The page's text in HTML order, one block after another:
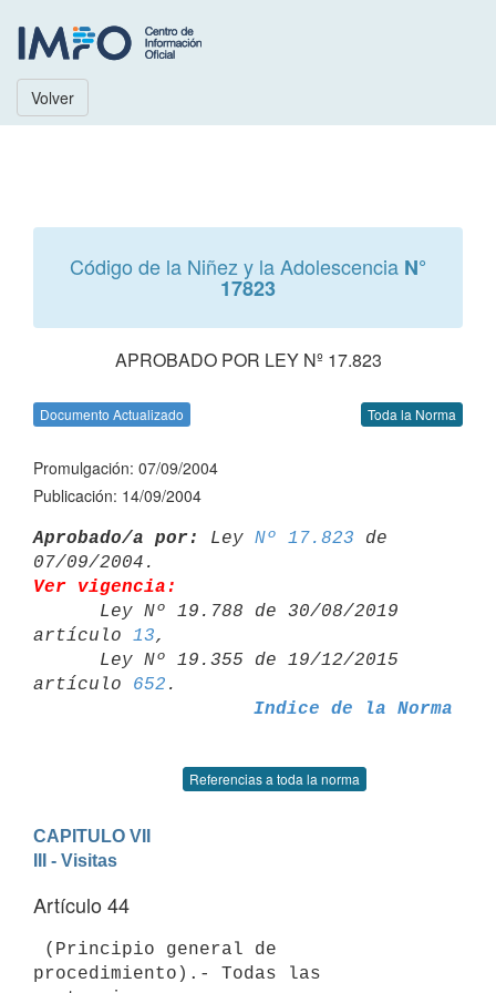
Volver
Código de la Niñez y la Adolescencia N°
17823
APROBADO POR LEY Nº 17.823
Documento Actualizado Toda la Norma
Promulgación: 07/09/2004
Publicación: 14/09/2004
Aprobado/a por: Ley Nº 17.823 de
Ver vigencia:
artículo 13,
artículo 652
Indice de la Norma
Referencias a toda la norma
CAPITULO VII
III - Visitas
Artículo 44
procedimiento).- Todas las